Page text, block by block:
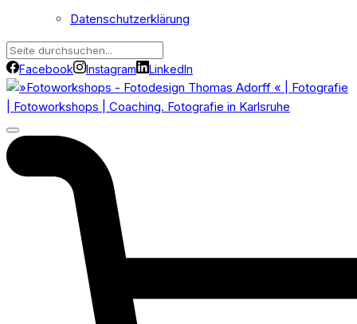
Datenschutzerklärung
Facebook Instagram LinkedIn